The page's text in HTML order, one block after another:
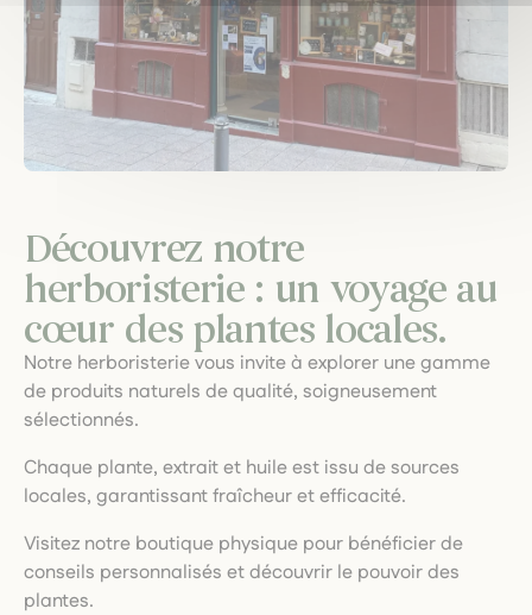
Découvrez notre
herboristerie : un voyage au
cœur des plantes locales.
Notre herboristerie vous invite à explorer une gamme
de produits naturels de qualité, soigneusement
sélectionnés.
Chaque plante, extrait et huile est issu de sources
locales, garantissant fraîcheur et efficacité.
Visitez notre boutique physique pour bénéficier de
conseils personnalisés et découvrir le pouvoir des
plantes.